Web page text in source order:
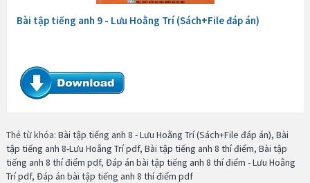
Bài tập tiếng anh 9 - Lưu Hoằng Trí (Sách+File đáp án)
Thẻ từ khóa: Bài tập tiếng anh 8 - Lưu Hoằng Trí (Sách+File đáp án), Bài
tập tiếng anh 8-Lưu Hoằng Trí pdf, Bài tập tiếng anh 8 thí điểm, Bài tập
tiếng anh 8 thí điểm pdf, Đáp án bài tập tiếng anh 8 thí điểm - Lưu Hoằng
Trí pdf, Đáp án bài tập tiếng anh 8 thí điểm pdf